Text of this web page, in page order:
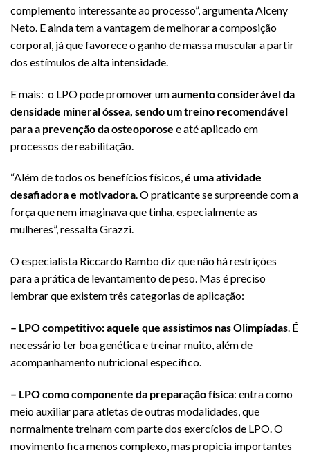
complemento interessante ao processo”, argumenta Alceny
Neto. E ainda tem a vantagem de melhorar a composição
corporal, já que favorece o ganho de massa muscular a partir
dos estímulos de alta intensidade.
E mais: o LPO pode promover umaumento considerável da
densidade mineral óssea, sendo um treino recomendável
para a prevenção da osteoporose e até aplicado em
processos de reabilitação.
“Além de todos os benefícios físicos,é uma atividade
desafiadora e motivadora. O praticante se surpreende com a
força que nem imaginava que tinha, especialmente as
mulheres”, ressalta Grazzi.
O especialista Riccardo Rambo diz que não há restrições
para a prática de levantamento de peso. Mas é preciso
lembrar que existem três categorias de aplicação:
– LPO competitivo: aquele que assistimos nas Olimpíadas. É
necessário ter boa genética e treinar muito, além de
acompanhamento nutricional específico.
– LPO como componente da preparação física: entra como
meio auxiliar para atletas de outras modalidades, que
normalmente treinam com parte dos exercícios de LPO. O
movimento fica menos complexo, mas propicia importantes